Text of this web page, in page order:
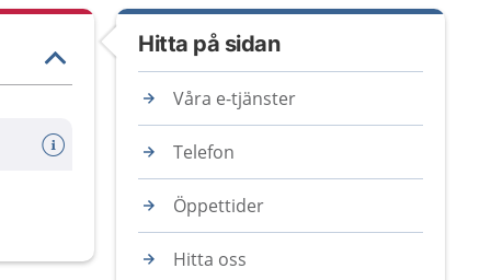
Hitta på sidan
Våra e-tjänster
Telefon
Öppettider
Hitta oss